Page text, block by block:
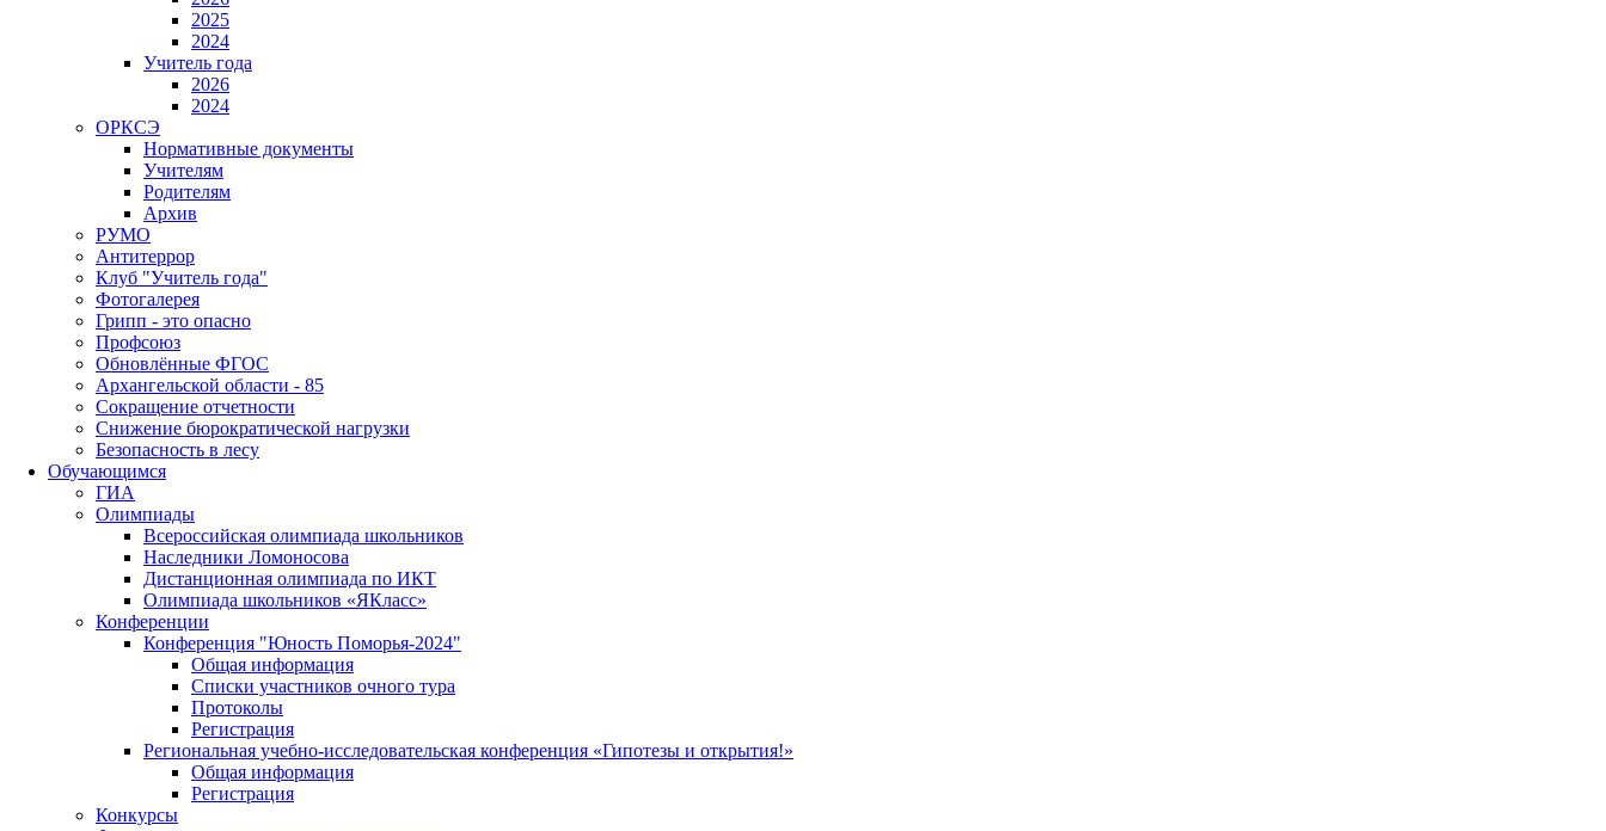
2025
2024
Учитель года
2026
2024
ОРКСЭ
Нормативные документы
Учителям
Родителям
Архив
РУМО
Антитеррор
Клуб "Учитель года"
Фотогалерея
Грипп - это опасно
Профсоюз
Обновлённые ФГОС
Архангельской области - 85
Сокращение отчетности
Снижение бюрократической нагрузки
Безопасность в лесу
Обучающимся
ГИА
Олимпиады
Всероссийская олимпиада школьников
Наследники Ломоносова
Дистанционная олимпиада по ИКТ
Олимпиада школьников «ЯКласс»
Конференции
Конференция "Юность Поморья-2024"
Общая информация
Списки участников очного тура
Протоколы
Регистрация
Региональная учебно-исследовательская конференция «Гипотезы и открытия!»
Общая информация
Регистрация
Конкурсы